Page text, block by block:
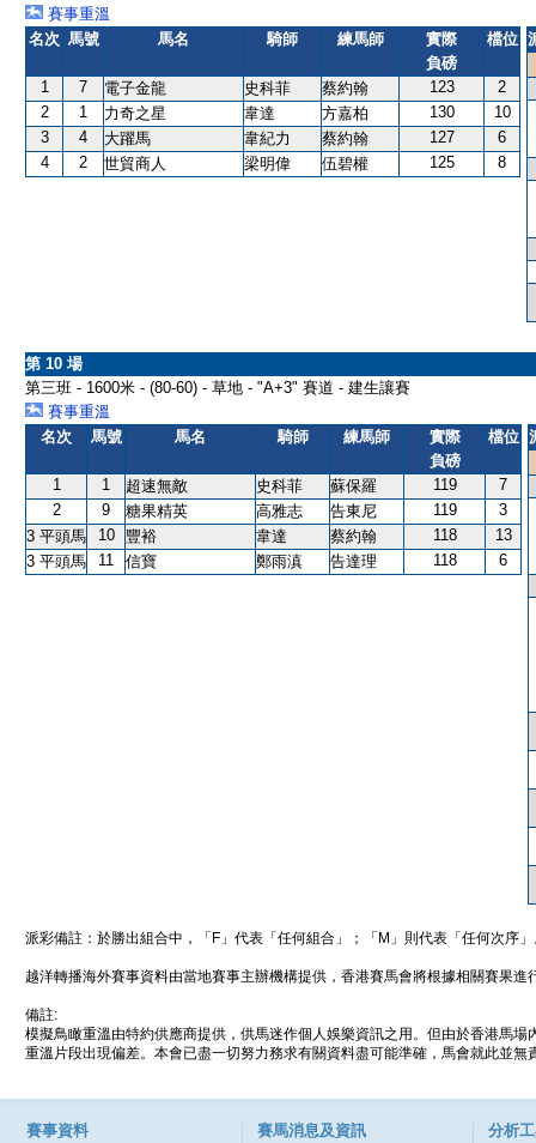
賽事重溫
名次 馬號 馬名 騎師 練馬師
實際
負磅
檔位
1 7 電子金龍 史科菲 蔡約翰 123
2
2
1 力奇之星 韋達 方嘉柏 130
10
3
4 大躍馬 韋紀力 蔡約翰 127
6
4
2 世貿商人 梁明偉 伍碧權 125 8
第 10 場
第三班 - 1600米 - (80-60) - 草地 - "A+3" 賽道 - 建生讓賽
賽事重溫
名次
馬號 馬名 騎師 練馬師
實際
負磅
檔位
1 1 超速無敵 史科菲 蘇保羅 119
7
2
9 糖果精英 高雅志 告東尼 119
3
3 平頭馬
10 豐裕 韋達 蔡約翰 118
13
3 平頭馬
11 信寶 鄭雨滇 告達理 118 6
派彩備註：於勝出組合中，「F」代表「任何組合」；「M」則代表「任何次序
越洋轉播海外賽事資料由當地賽事主辦機構提供，香港賽馬會將根據相關賽果進
備註:
模擬鳥瞰重溫由特約供應商提供，供馬迷作個人娛樂資訊之用。但由於香港馬
重溫片段出現偏差。本會已盡一切努力務求有關資料盡可能準確，馬會就此並
賽事資料 賽馬消息及資訊 分析